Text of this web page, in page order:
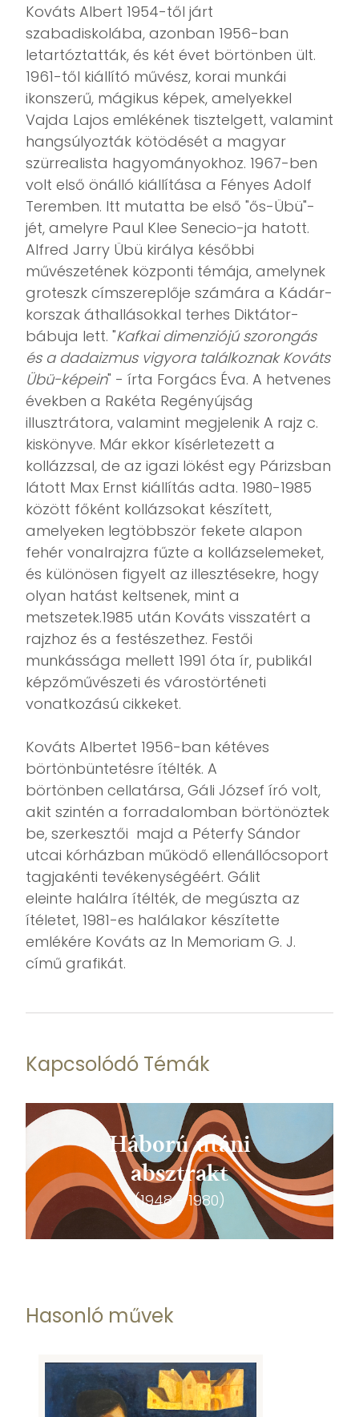
Kováts Albert 1954-től járt
szabadiskolába, azonban 1956-ban
letartóztatták, és két évet börtönben ült.
1961-től kiállító művész, korai munkái
ikonszerű, mágikus képek, amelyekkel
Vajda Lajos emlékének tisztelgett, valamint
hangsúlyozták kötödését a magyar
szürrealista hagyományokhoz. 1967-ben
volt első önálló kiállítása a Fényes Adolf
Teremben. Itt mutatta be első "ős-Übü"-
jét, amelyre Paul Klee Senecio-ja hatott.
Alfred Jarry Übü királya későbbi
művészetének központi témája, amelynek
groteszk címszereplője számára a Kádár-
korszak áthallásokkal terhes Diktátor-
bábuja lett. "Kafkai dimenziójú szorongás
és a dadaizmus vigyora találkoznak Kováts
Übü-képein" - írta Forgács Éva. A hetvenes
években a Rakéta Regényújság
illusztrátora, valamint megjelenik A rajz c.
kiskönyve. Már ekkor kísérletezett a
kollázzsal, de az igazi lökést egy Párizsban
látott Max Ernst kiállítás adta. 1980-1985
között főként kollázsokat készített,
amelyeken legtöbbször fekete alapon
fehér vonalrajzra fűzte a kollázselemeket,
és különösen figyelt az illesztésekre, hogy
olyan hatást keltsenek, mint a
metszetek.1985 után Kováts visszatért a
rajzhoz és a festészethez. Festői
munkássága mellett 1991 óta ír, publikál
képzőművészeti és várostörténeti
vonatkozású cikkeket.
Kováts Albertet 1956-ban kétéves
börtönbüntetésre ítélték. A
börtönben cellatársa, Gáli József író volt,
akit szintén a forradalomban börtönöztek
be, szerkesztői majd a Péterfy Sándor
utcai kórházban működő ellenállócsoport
tagjakénti tevékenységéért. Gálit
eleinte halálra ítélték, de megúszta az
ítéletet, 1981-es halálakor készítette
emlékére Kováts az In Memoriam G. J.
című grafikát.
Kapcsolódó Témák
Háború utáni
absztrakt
(1948 - 1980)
Hasonló művek